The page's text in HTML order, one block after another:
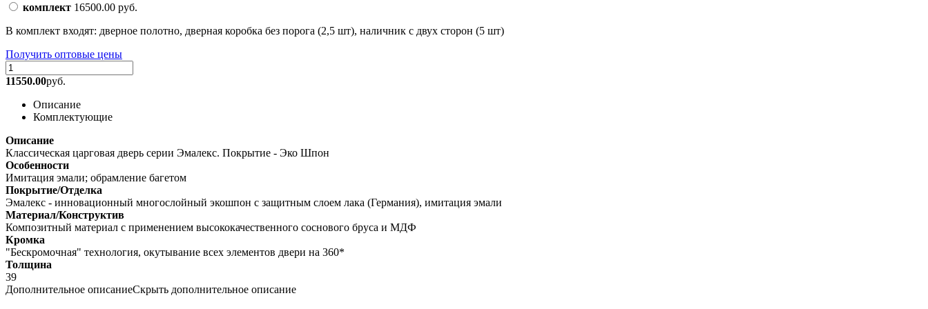
комплект 16500.00 руб.
В комплект входят: дверное полотно, дверная коробка без порога (2,5 шт), наличник с двух сторон (5 шт)
Получить оптовые цены
11550.00руб.
Описание
Комплектующие
Описание
Классическая царговая дверь cерии Эмалекс. Покрытие - Эко Шпон
Особенности
Имитация эмали; обрамление багетом
Покрытие/Отделка
Эмалекс - инновационный многослойный экошпон с защитным слоем лака (Германия), имитация эмали
Материал/Конструктив
Композитный материал с применением высококачественного соснового бруса и МДФ
Кромка
"Бескромочная" технология, окутывание всех элементов двери на 360*
Толщина
39
Дополнительное описаниеСкрыть дополнительное описание